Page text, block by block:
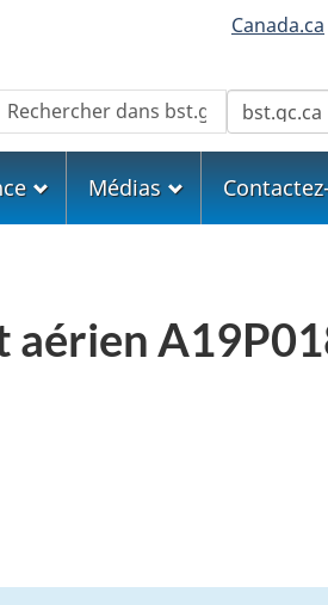
Canada.ca
Rechercher
Médias
aérien